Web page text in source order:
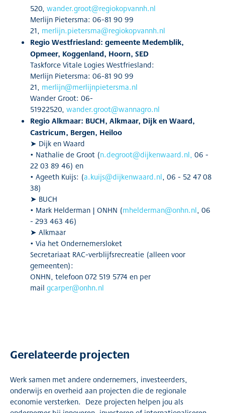
520, wander.groot@regiokopvannh.nl
Merlijn Pietersma: 06-81 90 99
21, merlijn.pietersma@regiokopvannh.nl
Regio Westfriesland: gemeente Medemblik,
Opmeer, Koggenland, Hoorn, SED
Taskforce Vitale Logies Westfriesland:
Merlijn Pietersma: 06-81 90 99
21, merlijn@merlijnpietersma.nl
Wander Groot: 06-
51922520, wander.groot@wannagro.nl
Regio Alkmaar: BUCH, Alkmaar, Dijk en Waard,
Castricum, Bergen, Heiloo
➤ Dijk en Waard
• Nathalie de Groot (n.degroot@dijkenwaard.nl, 06 -
22 03 89 46) en
• Ageeth Kuijs: (a.kuijs@dijkenwaard.nl, 06 - 52 47 08
38)
➤ BUCH
• Mark Helderman | ONHN (mhelderman@onhn.nl, 06
- 293 463 46)
➤ Alkmaar
• Via het Ondernemersloket
Secretariaat RAC-verblijfsrecreatie (alleen voor
gemeenten):
ONHN, telefoon 072 519 5774 en per
mail gcarper@onhn.nl
Gerelateerde projecten
Werk samen met andere ondernemers, investeerders,
onderwijs en overheid aan projecten die de regionale
economie versterken. Deze projecten helpen jou als